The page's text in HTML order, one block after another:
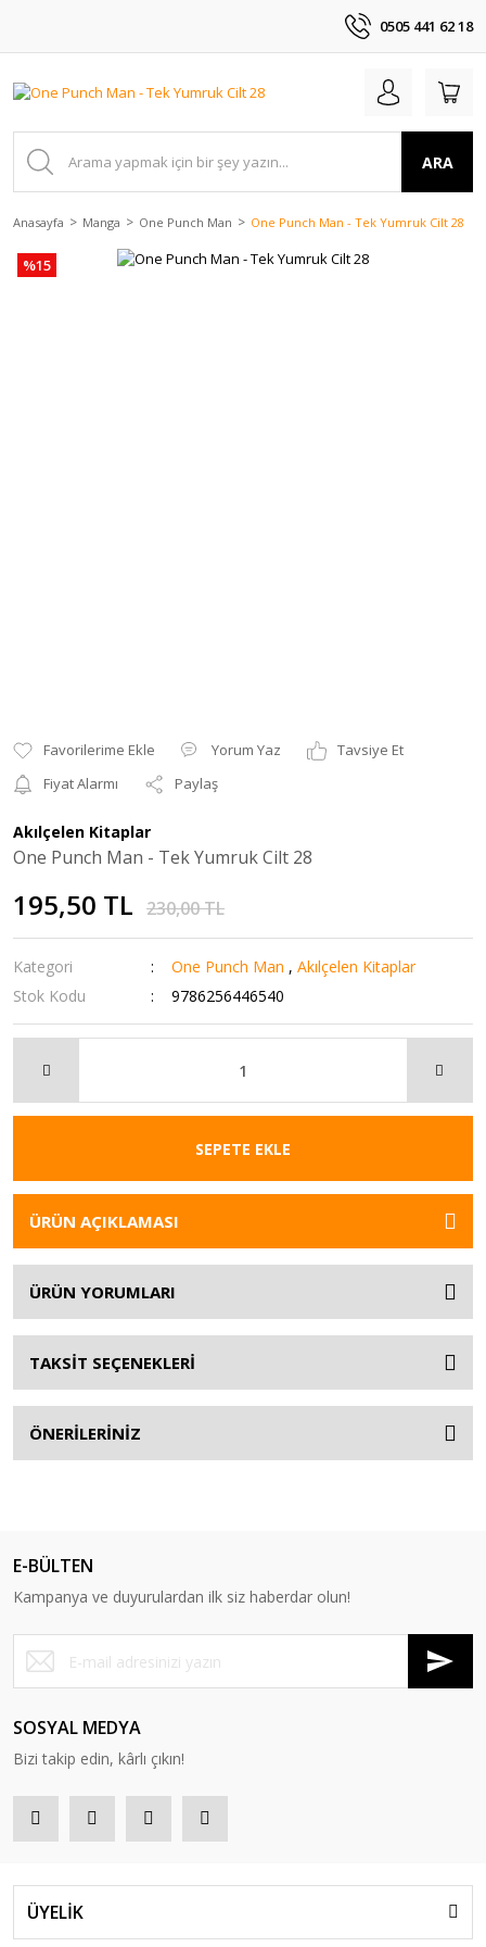
0505 441 62 18
ARA
Anasayfa Manga One Punch Man One Punch Man - Tek Yumruk Cilt 28
%15
Yorum Yaz
Tavsiye Et
Fiyat Alarmı
Paylaş
Akılçelen Kitaplar
One Punch Man - Tek Yumruk Cilt 28
195,50 TL 230,00 TL
Kategori One Punch Man ,Akılçelen Kitaplar
Stok Kodu
9786256446540
SEPETE EKLE
ÜRÜN AÇIKLAMASI
ÜRÜN YORUMLARI
TAKSİT SEÇENEKLERİ
ÖNERİLERİNİZ
E-BÜLTEN
Kampanya ve duyurulardan ilk siz haberdar olun!
SOSYAL MEDYA
Bizi takip edin, kârlı çıkın!
ÜYELİK